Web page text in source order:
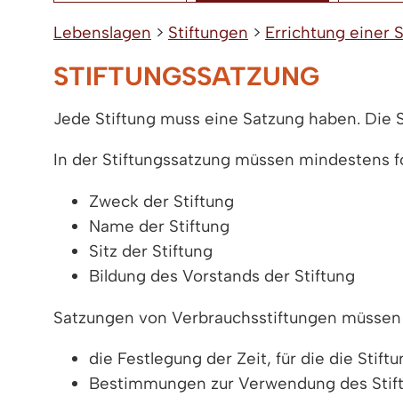
Lebenslagen > Stiftungen > Errichtung einer
STIFTUNGSSATZUNG
Jede Stiftung muss eine Satzung haben.
In der Stiftungssatzung müssen mindestens
Zweck der Stiftung
Name der Stiftung
Sitz der Stiftung
Bildung des Vorstands der Stiftung
Satzungen von Verbrauchsstiftungen
die Festlegung der Zeit, für die die
Bestimmungen zur Verwendung des